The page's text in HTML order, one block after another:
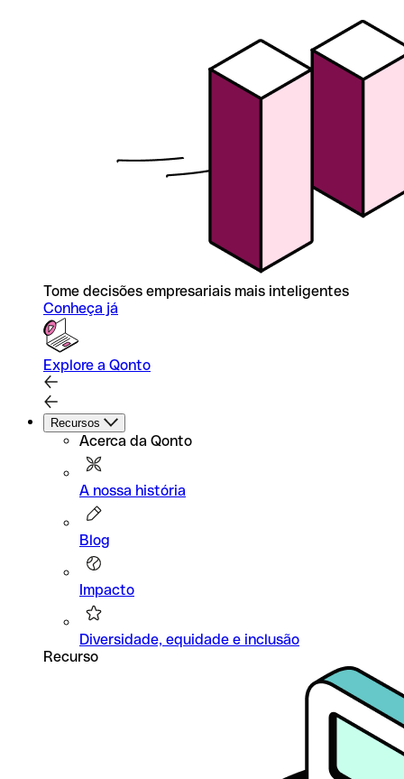
Tome decisões empresariais mais inteligentes
Conheça já
Explore a Qonto
Recursos
Acerca da Qonto
A nossa história
Blog
Impacto
Diversidade, equidade e inclusão
Recurso